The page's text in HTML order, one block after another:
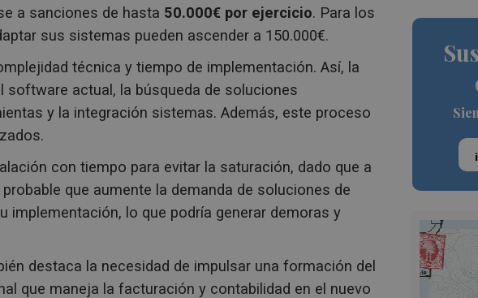
a sanciones de hasta 50.000€ por ejercicio. Para los
sus sistemas pueden ascender a 150.000€.
técnica y tiempo de implementación. Así, la
actual, la búsqueda de soluciones
y la integración sistemas. Además, este proceso
con tiempo para evitar la saturación, dado que a
que aumente la demanda de soluciones de
lo que podría generar demoras y
destaca la necesidad de impulsar una formación del
que maneja la facturación y contabilidad en el nuevo